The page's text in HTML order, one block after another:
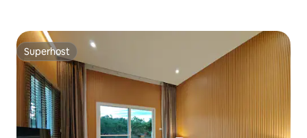
Superhost
Superhost